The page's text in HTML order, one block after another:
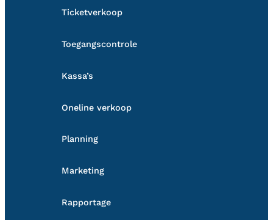
Ticketverkoop
Toegangscontrole
Kassa’s
Oneline verkoop
Planning
Marketing
Rapportage